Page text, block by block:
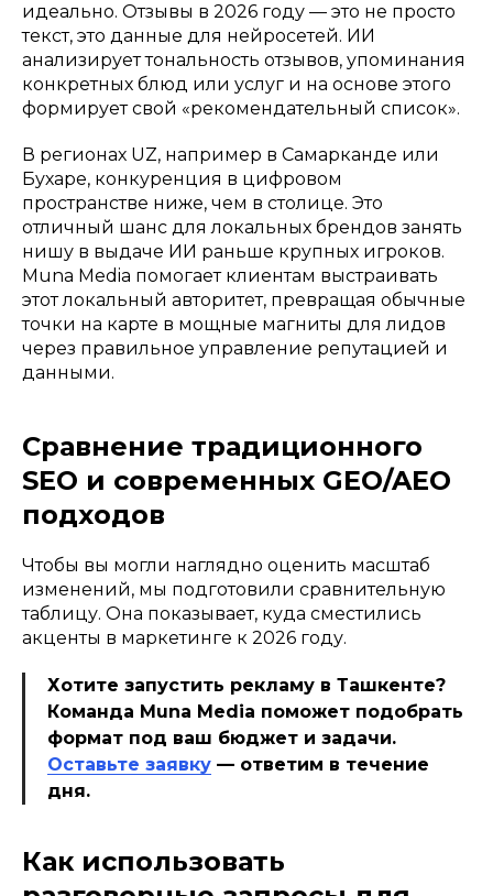
идеально. Отзывы в 2026 году — это не просто
текст, это данные для нейросетей. ИИ
анализирует тональность отзывов, упоминания
конкретных блюд или услуг и на основе этого
формирует свой «рекомендательный список».
В регионах UZ, например в Самарканде или
Бухаре, конкуренция в цифровом
пространстве ниже, чем в столице. Это
отличный шанс для локальных брендов занять
нишу в выдаче ИИ раньше крупных игроков.
Muna Media помогает клиентам выстраивать
этот локальный авторитет, превращая обычные
точки на карте в мощные магниты для лидов
через правильное управление репутацией и
данными.
Сравнение традиционного
SEO и современных GEO/AEO
подходов
Чтобы вы могли наглядно оценить масштаб
изменений, мы подготовили сравнительную
таблицу. Она показывает, куда сместились
акценты в маркетинге к 2026 году.
Хотите запустить рекламу в Ташкенте?
Команда Muna Media поможет подобрать
формат под ваш бюджет и задачи.
Оставьте заявку — ответим в течение
дня.
Как использовать